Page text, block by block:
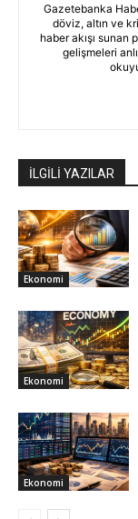
Gazetebanka
döviz, altın ve
haber akışı
gelişmeleri
İLGİLİ YAZILAR
Ekonomi
Ekonomi
Ekonomi